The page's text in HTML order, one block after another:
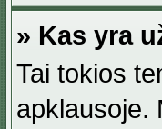
» Kas yra
Tai tokios
apklausoje.